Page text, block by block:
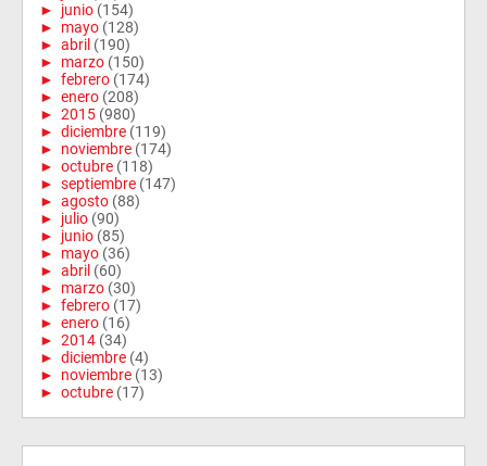
► junio (154)
► mayo (128)
► abril (190)
► marzo (150)
► febrero (174)
► enero (208)
► 2015 (980)
► diciembre (119)
► noviembre (174)
► octubre (118)
► septiembre (147)
► agosto (88)
► julio (90)
► junio (85)
► mayo (36)
► abril (60)
► marzo (30)
► febrero (17)
► enero (16)
► 2014 (34)
► diciembre (4)
► noviembre (13)
► octubre (17)